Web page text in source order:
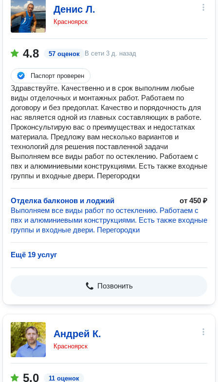
Денис Л.
Красноярск
4.8 57 оценок В сети 3 д. назад
Паспорт проверен
Здравствуйте. Качественно и в срок выполним любые
виды отделочных и монтажных работ. Работаем по
договору и без предоплат. Качество и порядочность для
нас является одной из главных составляющих в работе.
Проконсультирую вас о преимуществах и недостатках
материала. Предложу вам несколько вариантов и
технологий для решения поставленной задачи
Выполняем все виды работ по остеклению. Работаем с
пвх и алюминиевыми конструкциями. Есть также входные
группы и входные двери. Перегородки
Отделка балконов и лоджий
от 450 ₽
Выполняем все виды работ по остеклению. Работаем с
пвх и алюминиевыми конструкциями. Есть также входные
группы и входные двери. Перегородки
Ещё 19 услуг
Позвонить
Андрей К.
Красноярск
5.0 11 оценок